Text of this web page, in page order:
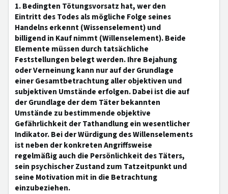
1. Bedingten Tötungsvorsatz hat, wer den
Eintritt des Todes als mögliche Folge seines
Handelns erkennt (Wissenselement) und
billigend in Kauf nimmt (Willenselement). Beide
Elemente müssen durch tatsächliche
Feststellungen belegt werden. Ihre Bejahung
oder Verneinung kann nur auf der Grundlage
einer Gesamtbetrachtung aller objektiven und
subjektiven Umstände erfolgen. Dabei ist die auf
der Grundlage der dem Täter bekannten
Umstände zu bestimmende objektive
Gefährlichkeit der Tathandlung ein wesentlicher
Indikator. Bei der Würdigung des Willenselements
ist neben der konkreten Angriffsweise
regelmäßig auch die Persönlichkeit des Täters,
sein psychischer Zustand zum Tatzeitpunkt und
seine Motivation mit in die Betrachtung
einzubeziehen.